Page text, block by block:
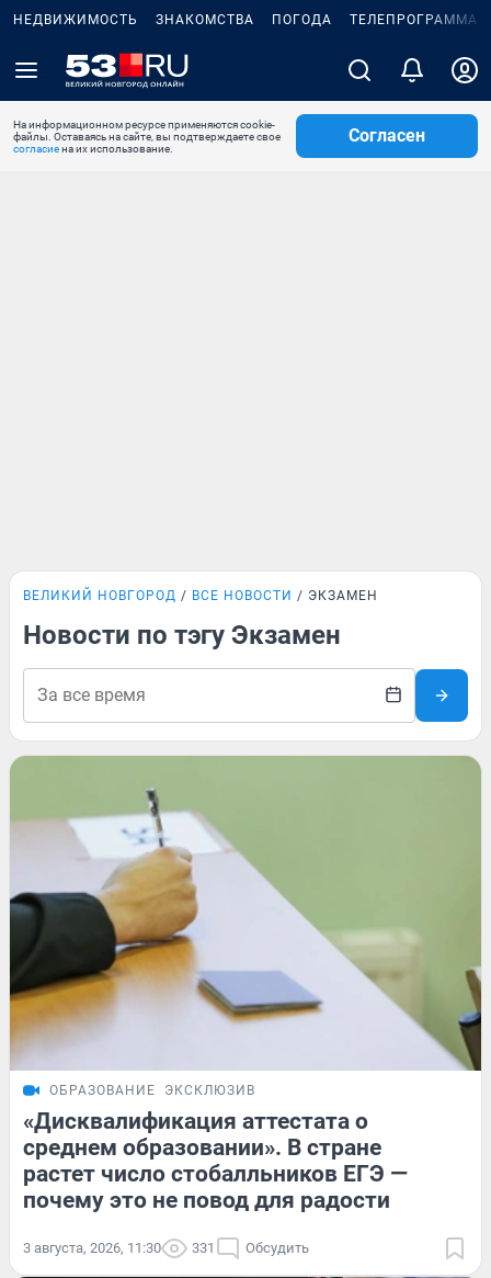
НЕДВИЖИМОСТЬ ЗНАКОМСТВА ПОГОДА ТЕЛЕПРОГРАММА
На информационном ресурсе применяются cookie-
файлы. Оставаясь на сайте, вы подтверждаете свое
согласиена их использование.
Согласен
ВЕЛИКИЙ НОВГОРОД ВСЕ НОВОСТИ ЭКЗАМЕН
Новости по тэгу Экзамен
ОБРАЗОВАНИЕ ЭКСКЛЮЗИВ
«Дисквалификация аттестата о
среднем образовании». В стране
растет число стобалльников ЕГЭ —
почему это не повод для радости
3 августа, 2026, 11:30 331 Обсудить